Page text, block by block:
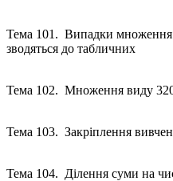
Тема 101. Випадки множення
зводяться до табличних
Тема 102. Множення виду
Тема 103. Закріплення
Тема 104. Ділення суми на